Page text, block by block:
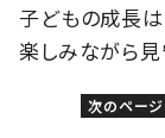
子どもの成長
楽しみながら見
次のページ